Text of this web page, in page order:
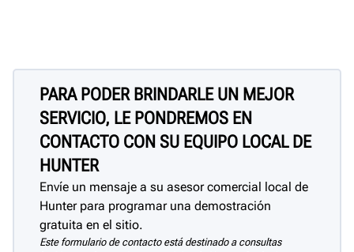
PARA PODER BRINDARLE UN MEJOR
SERVICIO, LE PONDREMOS EN
CONTACTO CON SU EQUIPO LOCAL DE
HUNTER
Envíe un mensaje a su asesor comercial local de
Hunter para programar una demostración
gratuita en el sitio.
Este formulario de contacto está destinado a consultas